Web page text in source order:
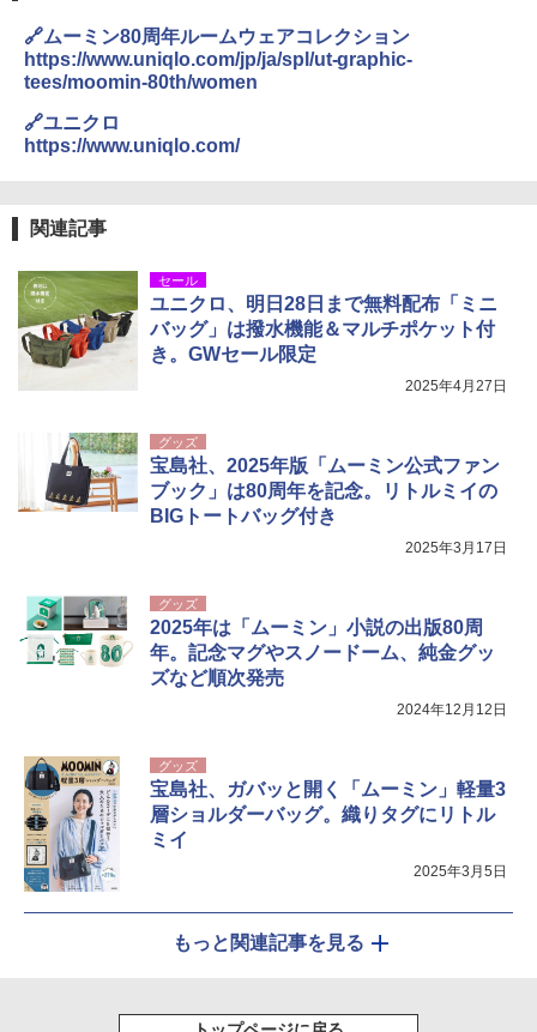
🔗ムーミン80周年ルームウェアコレクション
https://www.uniqlo.com/jp/ja/spl/ut-graphic-
tees/moomin-80th/women
🔗ユニクロ
https://www.uniqlo.com/
関連記事
セール
ユニクロ、明日28日まで無料配布「ミニ
バッグ」は撥水機能＆マルチポケット付
き。GWセール限定
2025年4月27日
グッズ
宝島社、2025年版「ムーミン公式ファン
ブック」は80周年を記念。リトルミイの
BIGトートバッグ付き
2025年3月17日
グッズ
2025年は「ムーミン」小説の出版80周
年。記念マグやスノードーム、純金グッ
ズなど順次発売
2024年12月12日
グッズ
宝島社、ガバッと開く「ムーミン」軽量3
層ショルダーバッグ。織りタグにリトル
ミイ
2025年3月5日
もっと関連記事を見る